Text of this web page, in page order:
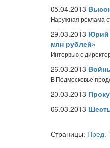
05.04.2013
Наружная реклама
29.03.2013 Юрий
млн рублей»
Интервью с
26.03.2013
В Подмосковье
20.03.2013
06.03.2013
Страницы: Пред. 1